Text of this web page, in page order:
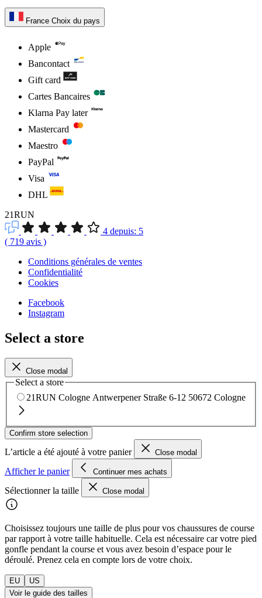
France Choix du pays
Apple
Bancontact
Gift card
Cartes Bancaires
Klarna Pay later
Mastercard
Maestro
PayPal
Visa
DHL
21RUN
4 depuis: 5
( 719 avis )
Conditions générales de ventes
Confidentialité
Cookies
Facebook
Instagram
Select a store
Close modal
Select a store
21RUN Cologne Antwerpener Straße 6-12 50672 Cologne
Confirm store selection
L’article a été ajouté à votre panier Close modal
Afficher le panier Continuer mes achats
Sélectionner la taille Close modal
Choisissez toujours une taille de plus pour vos chaussures de course
par rapport à votre taille habituelle. Cela est nécessaire car votre pied
gonfle pendant la course et vous avez besoin d’espace pour le
déroulé. Prenez cela en compte lors de votre choix.
EU
US
Voir le guide des tailles